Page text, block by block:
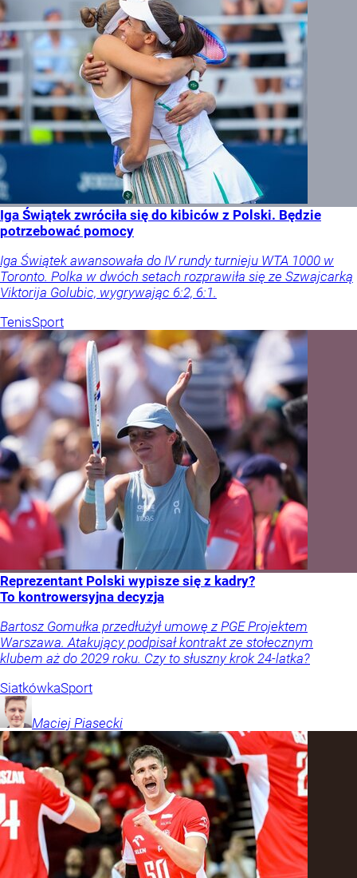
Iga Świątek zwróciła się do kibiców z Polski. Będzie
potrzebować pomocy
Iga Świątek awansowała do IV rundy turnieju WTA 1000 w
Toronto. Polka w dwóch setach rozprawiła się ze Szwajcarką
Viktorija Golubic, wygrywając 6:2, 6:1.
TenisSport
Reprezentant Polski wypisze się z kadry?
To kontrowersyjna decyzja
Bartosz Gomułka przedłużył umowę z PGE Projektem
Warszawa. Atakujący podpisał kontrakt ze stołecznym
klubem aż do 2029 roku. Czy to słuszny krok 24-latka?
SiatkówkaSport
Maciej Piasecki